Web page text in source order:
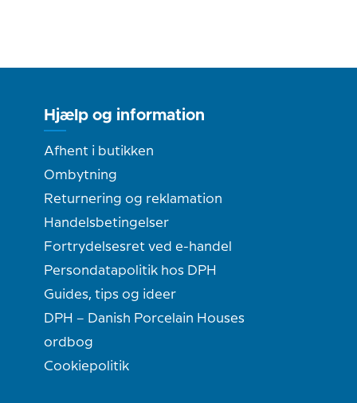
Hjælp og information
Afhent i butikken
Ombytning
Returnering og reklamation
Handelsbetingelser
Fortrydelsesret ved e-handel
Persondatapolitik hos DPH
Guides, tips og ideer
DPH – Danish Porcelain Houses
ordbog
Cookiepolitik